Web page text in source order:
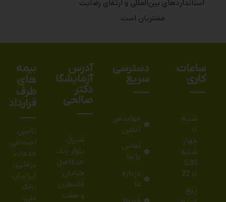
مشتریان است.
کاری
تا
چهار
شنبه
5:30
تا 22
پنج
شنبه
سریع
آنلاین
تماس
با ما
درباره
ما
خبرها
آزمایشگاه
دکتر
صالحی
بلوار زند،
حدفاصل
خیابان
فلسطین
و هفت
تیر،
های
طرف
قرارداد
تامین
اجتماعی،
خدمات
درمانی،
ایرانیان،
بانک
ملی،
بانک